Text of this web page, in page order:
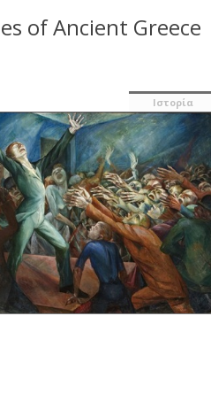
of Ancient Greece
Ιστορία